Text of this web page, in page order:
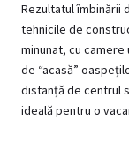
Rezultatul îmbinării
tehnicile de
minunat, cu
de “acasă”
distanță de centrul
ideală pentru o